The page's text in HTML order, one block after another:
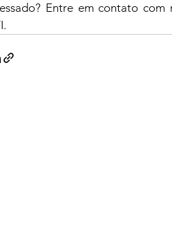
Entre em contato com